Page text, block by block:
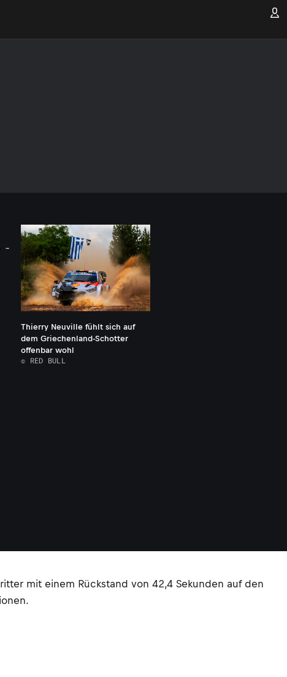
-
Thierry Neuville fühlt sich auf
dem Griechenland-Schotter
offenbar wohl
© RED BULL
mit einem Rückstand von 42,4 Sekunden auf den